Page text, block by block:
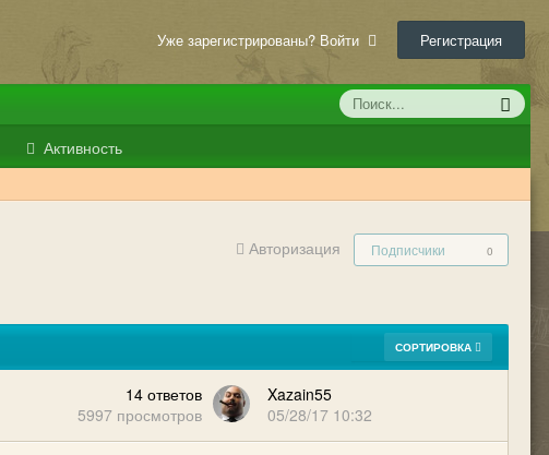
Уже зарегистрированы? Войти Регистрация
Активность
Авторизация Подписчики 0
СОРТИРОВКА
14 ответов
5997 просмотров
Xazain55
05/28/17 10:32